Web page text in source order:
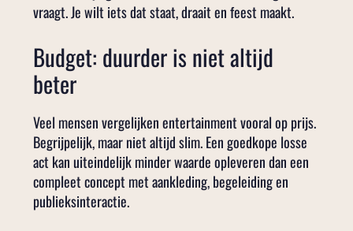
vraagt. Je wilt iets dat staat, draait en feest maakt.
Budget: duurder is niet altijd
beter
Veel mensen vergelijken entertainment vooral op prijs.
Begrijpelijk, maar niet altijd slim. Een goedkope losse
act kan uiteindelijk minder waarde opleveren dan een
compleet concept met aankleding, begeleiding en
publieksinteractie.